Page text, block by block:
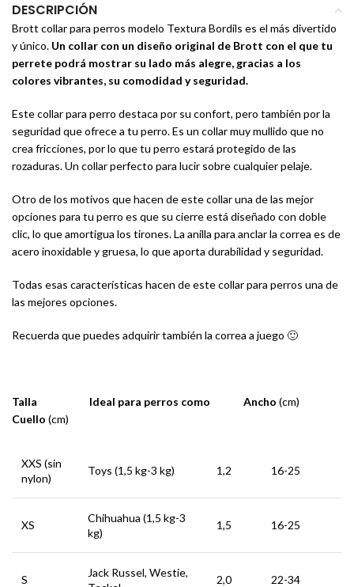
DESCRIPCIÓN
Brott collar para perros modelo Textura Bordils es el más divertido
y único. Un collar con un diseño original de Brott con el que tu
perrete podrá mostrar su lado más alegre, gracias a los
colores vibrantes, su comodidad y seguridad.
Este collar para perro destaca por su confort, pero también por la
seguridad que ofrece a tu perro. Es un collar muy mullido que no
crea fricciones, por lo que tu perro estará protegido de las
rozaduras. Un collar perfecto para lucir sobre cualquier pelaje.
Otro de los motivos que hacen de este collar una de las mejor
opciones para tu perro es que su cierre está diseñado con doble
clic, lo que amortigua los tirones. La anilla para anclar la correa es de
acero inoxidable y gruesa, lo que aporta durabilidad y seguridad.
Todas esas características hacen de este collar para perros una de
las mejores opciones.
Recuerda que puedes adquirir también la correa a juego 🙂
Talla Ideal para perros como Ancho (cm)
Cuello (cm)
XXS (sin
nylon)
Toys (1,5 kg-3 kg) 1,2 16-25
XS
Chihuahua (1,5 kg-3
kg)
1,5 16-25
S
Jack Russel, Westie,
2,0 22-34